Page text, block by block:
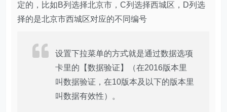
定的，比如B列选择北京市，C列选择西城区，D列选
择的是北京市西城区对应的不同编号
设置下拉菜单的方式就是通过数据选项
卡里的【数据验证】（在2016版本里
叫数据验证，在10版本及以下的版本里
叫数据有效性）。